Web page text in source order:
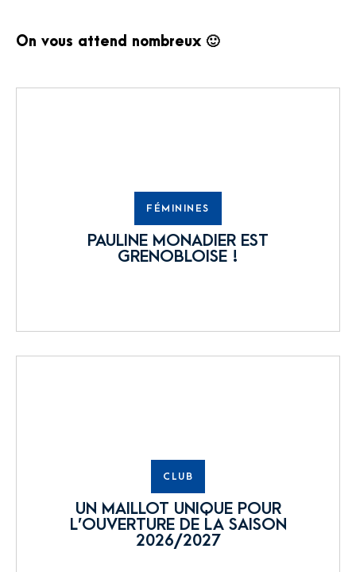
On vous attend nombreux 🙂
FÉMININES
PAULINE MONADIER EST
GRENOBLOISE !
CLUB
UN MAILLOT UNIQUE POUR
L’OUVERTURE DE LA SAISON
2026/2027